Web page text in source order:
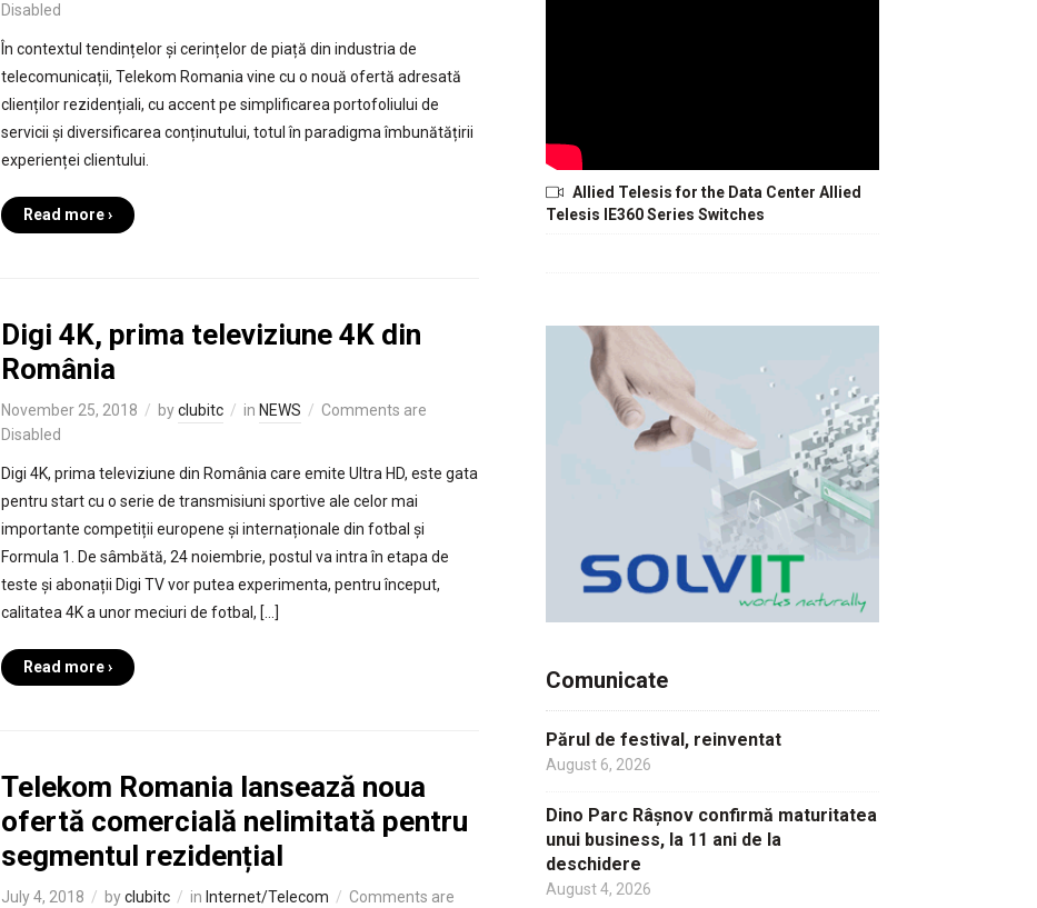
Disabled
În contextul tendințelor și cerințelor de piață din industria de
telecomunicații, Telekom Romania vine cu o nouă ofertă adresată
clienților rezidențiali, cu accent pe simplificarea portofoliului de
servicii și diversificarea conținutului, totul în paradigma îmbunătățirii
experienței clientului.
Read more ›
Digi 4K, prima televiziune 4K din
România
November 25, 2018 byclubitc in NEWS
Comments are
Disabled
Digi 4K, prima televiziune din România care emite Ultra HD, este gata
pentru start cu o serie de transmisiuni sportive ale celor mai
importante competiții europene și internaționale din fotbal și
Formula 1. De sâmbătă, 24 noiembrie, postul va intra în etapa de
teste și abonații Digi TV vor putea experimenta, pentru început,
calitatea 4K a unor meciuri de fotbal, […]
Read more ›
Telekom Romania lansează noua
ofertă comercială nelimitată pentru
segmentul rezidențial
July 4, 2018 byclubitc in Internet/Telecom
Comments are
Allied Telesis for the Data Center Allied
Telesis IE360 Series Switches
Comunicate
Părul de festival, reinventat
August 6, 2026
Dino Parc Râșnov confirmă maturitatea
unui business, la 11 ani de la
deschidere
August 4, 2026